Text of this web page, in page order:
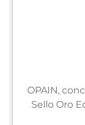
OPAIN,
Sello Oro